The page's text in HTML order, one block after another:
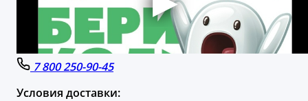
7 800 250-90-45
Условия доставки: